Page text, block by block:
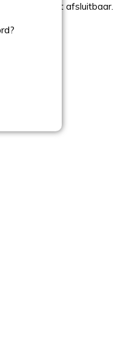
en middels slot afsluitbaar.